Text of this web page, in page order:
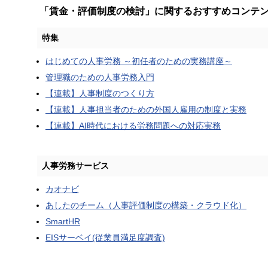
「賃金・評価制度の検討」に関するおすすめコンテ
特集
はじめての人事労務 ～初任者のための実務講座～
管理職のための人事労務入門
【連載】人事制度のつくり方
【連載】人事担当者のための外国人雇用の制度と実務
【連載】AI時代における労務問題への対応実務
人事労務サービス
カオナビ
あしたのチーム（人事評価制度の構築・クラウド化）
SmartHR
EISサーベイ(従業員満足度調査)